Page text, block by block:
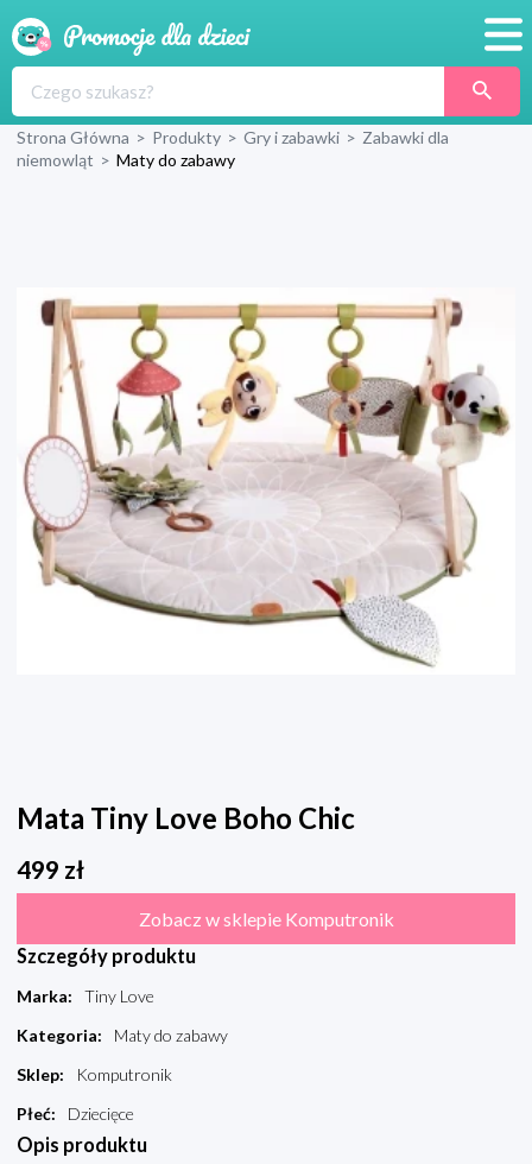
Produkty
Wyprawka
Strona Główna > Produkty > Gry i zabawki > Zabawki dla
niemowląt > Maty do zabawy
Mata Tiny Love Boho Chic
499 zł
Zobacz w sklepie Komputronik
Szczegóły produktu
Marka:
Tiny Love
Kategoria:
Maty do zabawy
Sklep:
Komputronik
Płeć: Dziecięce
Opis produktu